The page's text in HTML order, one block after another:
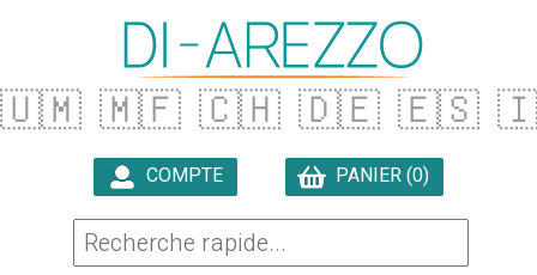
🇺🇲 🇲🇫 🇨🇭 🇩🇪 🇪🇸
COMPTE PANIER (0)
7 ARTICLES TROUVÉS